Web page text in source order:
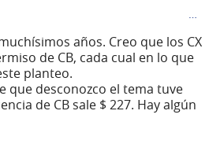
…
años. Creo que los CX
de CB, cada cual en lo que
planteo.
que desconozco el tema tuve
de CB sale $ 227. Hay algún